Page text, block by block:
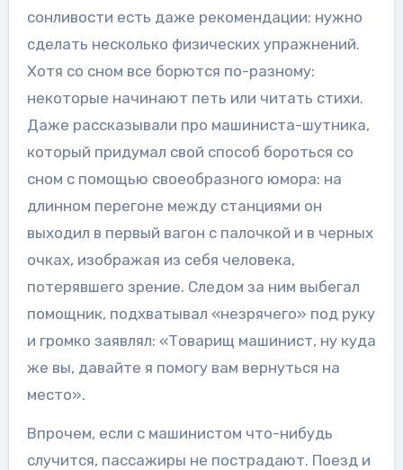
сонливости есть даже рекомендации: нужно
сделать несколько физических упражнений.
Хотя со сном все борются по-разному:
некоторые начинают петь или читать стихи.
Даже рассказывали про машиниста-шутника,
который придумал свой способ бороться со
сном с помощью своеобразного юмора: на
длинном перегоне между станциями он
выходил в первый вагон с палочкой и в черных
очках, изображая из себя человека,
потерявшего зрение. Следом за ним выбегал
помощник, подхватывал «незрячего» под руку
и громко заявлял: «Товарищ машинист, ну куда
же вы, давайте я помогу вам вернуться на
место».
Впрочем, если с машинистом что-нибудь
случится, пассажиры не пострадают. Поезд и